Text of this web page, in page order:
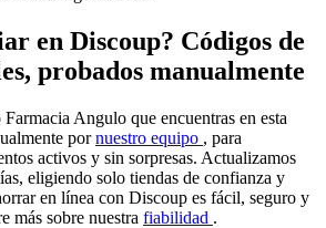
en Discoup? Códigos de
probados manualmente
Angulo que encuentras en esta
pornuestro equipo , para
activos y sin sorpresas. Actualizamos
eligiendo solo tiendas de confianza y
en línea con Discoup es fácil, seguro y
más sobre nuestra fiabilidad .